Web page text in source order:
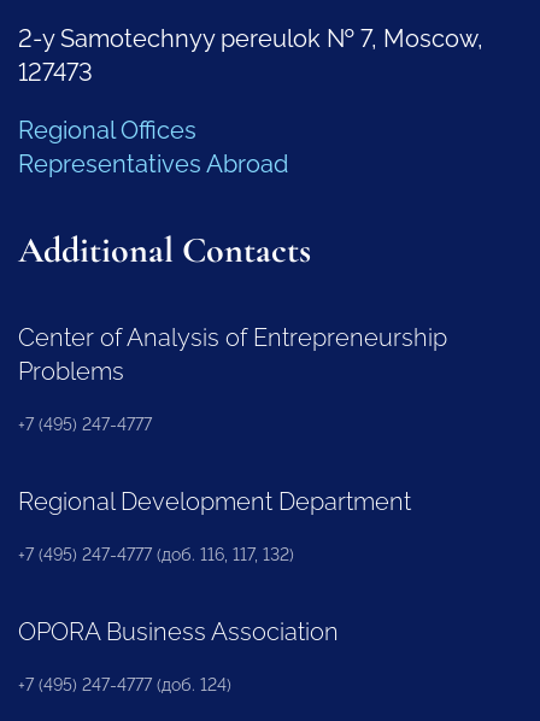
2-y Samotechnyy pereulok № 7, Moscow,
127473
Regional Offices
Representatives Abroad
Additional Contacts
Center of Analysis of Entrepreneurship
Problems
+7 (495) 247-4777
Regional Development Department
+7 (495) 247-4777 (доб. 116, 117, 132)
OPORA Business Association
+7 (495) 247-4777 (доб. 124)